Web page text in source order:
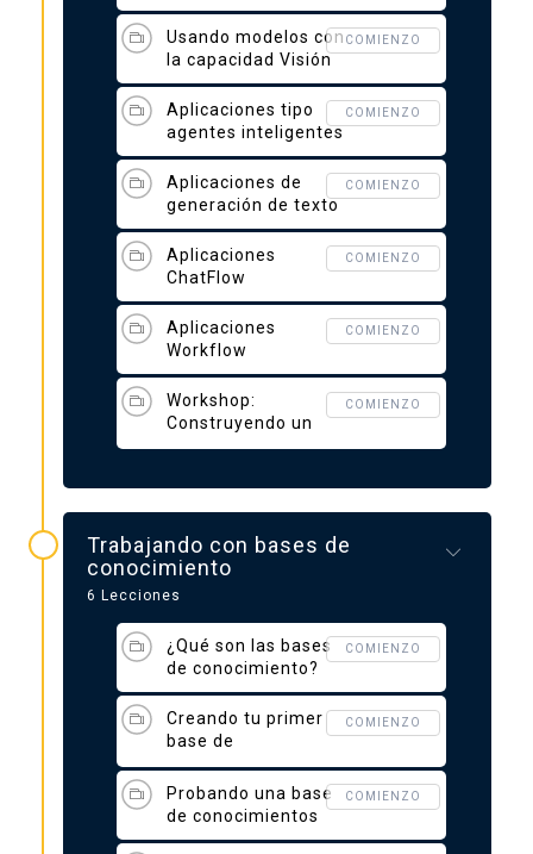
Usando modelos con
la capacidad Visión
COMIENZO
Aplicaciones tipo
agentes inteligentes
COMIENZO
Aplicaciones de
generación de texto
COMIENZO
Aplicaciones
ChatFlow
COMIENZO
Aplicaciones
Workflow
COMIENZO
Workshop:
Construyendo un
lector de artículos
COMIENZO
Trabajando con bases de
conocimiento
6 Lecciones
¿Qué son las bases
de conocimiento?
COMIENZO
Creando tu primer
base de
conocimientos
COMIENZO
Probando una base
de conocimientos
COMIENZO